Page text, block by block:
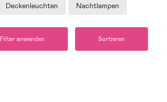
Deckenleuchten Nachtlampen
Filter anwenden Sortieren